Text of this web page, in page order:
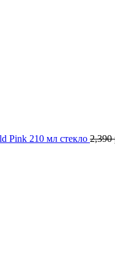
Pink 210 мл стекло 2,390